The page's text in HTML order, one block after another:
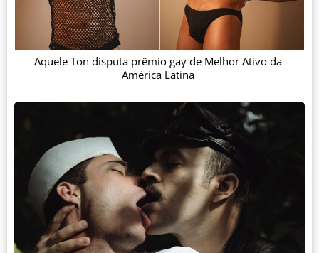
Aquele Ton disputa prêmio gay de Melhor Ativo da
América Latina